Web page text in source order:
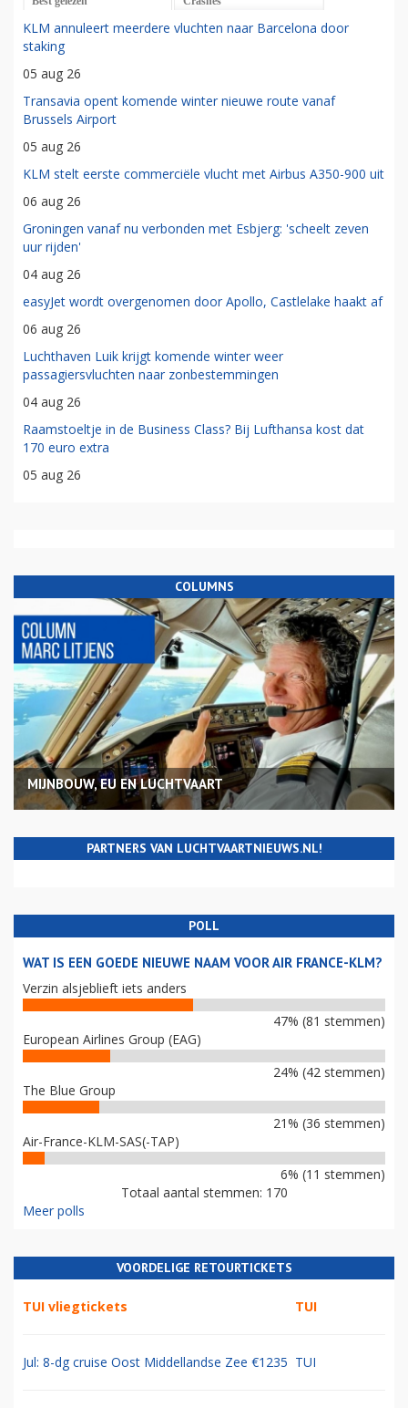
KLM annuleert meerdere vluchten naar Barcelona door
staking
05 aug 26
Transavia opent komende winter nieuwe route vanaf
Brussels Airport
05 aug 26
KLM stelt eerste commerciële vlucht met Airbus A350-900 uit
06 aug 26
Groningen vanaf nu verbonden met Esbjerg: 'scheelt zeven
uur rijden'
04 aug 26
easyJet wordt overgenomen door Apollo, Castlelake haakt af
06 aug 26
Luchthaven Luik krijgt komende winter weer
passagiersvluchten naar zonbestemmingen
04 aug 26
Raamstoeltje in de Business Class? Bij Lufthansa kost dat
170 euro extra
05 aug 26
COLUMNS
MIJNBOUW, EU EN LUCHTVAART
PARTNERS VAN LUCHTVAARTNIEUWS.NL!
POLL
WAT IS EEN GOEDE NIEUWE NAAM VOOR AIR FRANCE-KLM?
Verzin alsjeblieft iets anders
47% (81 stemmen)
European Airlines Group (EAG)
24% (42 stemmen)
The Blue Group
21% (36 stemmen)
Air-France-KLM-SAS(-TAP)
6% (11 stemmen)
Totaal aantal stemmen: 170
Meer polls
VOORDELIGE RETOURTICKETS
TUI vliegtickets TUI
Jul: 8-dg cruise Oost Middellandse Zee €1235 TUI